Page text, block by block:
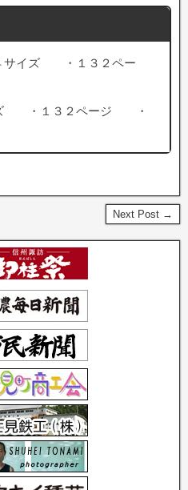
サイズ ・１３２ペー
ズ ・１３２ページ ・
Next Post →